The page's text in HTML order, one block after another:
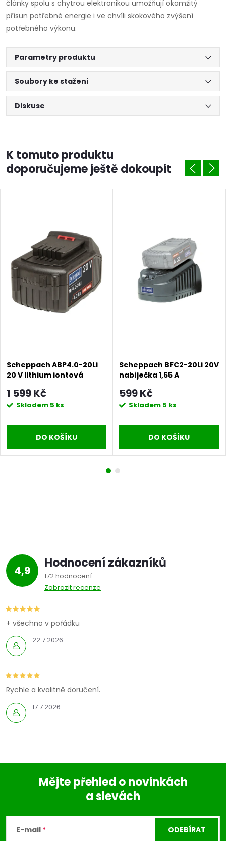
články spolu s chytrou elektronikou umožňují okamžitý
přísun potřebné energie i ve chvíli skokového zvýšení
potřebného výkonu.
Parametry produktu
Soubory ke stažení
Diskuse
K tomuto produktu
doporučujeme ještě dokoupit
Scheppach ABP4.0-20Li
20 V lithium iontová
1 599 Kč
Skladem 5 ks
DO KOŠÍKU
Scheppach BFC2-20Li 20V
nabíječka 1,65 A
599 Kč
Skladem 5 ks
DO KOŠÍKU
4,9 Hodnocení zákazníků
172 hodnocení
Zobrazit recenze
22.7.2026
+ všechno v pořádku
17.7.2026
Rychle a kvalitně doručení.
Mějte přehled o novinkách
a slevách
E-mail ODEBÍRAT